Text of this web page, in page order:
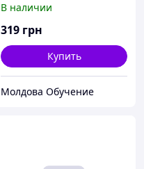
В наличии
319 грн
Купить
Молдова Обучение